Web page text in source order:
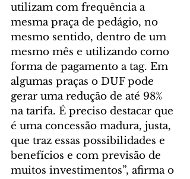
utilizam com frequência a
mesma praça de pedágio, no
mesmo sentido, dentro de um
mesmo mês e utilizando como
forma de pagamento a tag. Em
algumas praças o DUF pode
gerar uma redução de até 98%
na tarifa. É preciso destacar que
é uma concessão madura, justa,
que traz essas possibilidades e
benefícios e com previsão de
muitos investimentos”, afirma o